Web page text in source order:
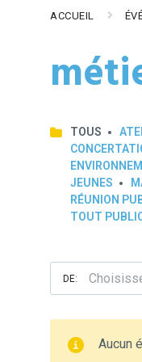
ACCUEIL
TOUS
JEUNES
RÉUNION
TOUT
DE:
Aucun